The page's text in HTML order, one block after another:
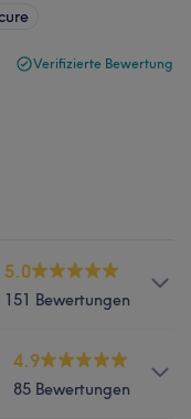
Verifizierte Bewertung
5.0
151 Bewertungen
4.9
85 Bewertungen